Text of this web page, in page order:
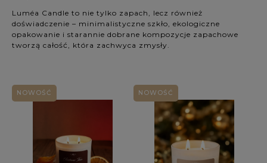
Luméa Candle to nie tylko zapach, lecz również
doświadczenie – minimalistyczne szkło, ekologiczne
opakowanie i starannie dobrane kompozycje zapachowe
tworzą całość, która zachwyca zmysły.
NOWOŚĆ NOWOŚĆ